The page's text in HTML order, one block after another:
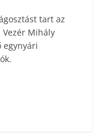
tart az
Mihály
egynyári